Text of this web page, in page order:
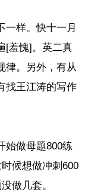
样。快十一月
[羞愧]。英二真
律。另外，有从
找王江涛的写作
做母题800练
候想做冲刺600
做几套。